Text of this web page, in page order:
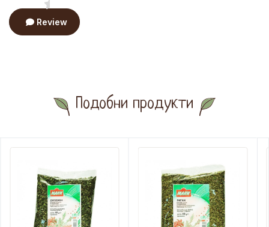
Review
Подобни продукти